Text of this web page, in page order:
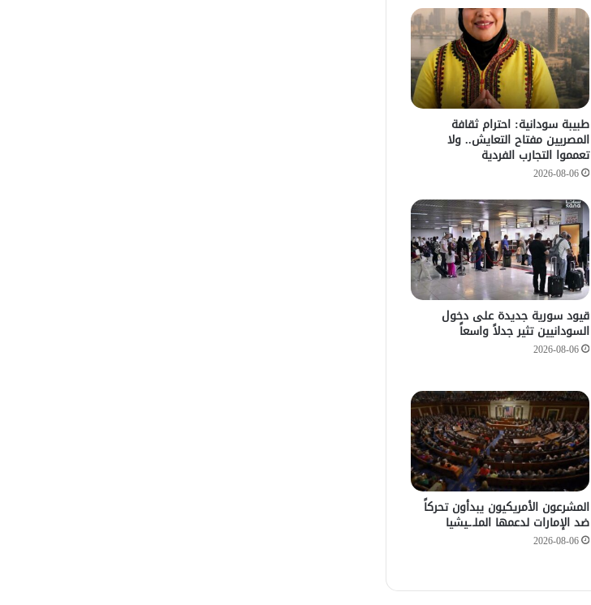
طبيبة سودانية: احترام ثقافة
المصريين مفتاح التعايش.. ولا
تعمموا التجارب الفردية
2026-08-06
قيود سورية جديدة على دخول
السودانيين تثير جدلاً واسعاً
2026-08-06
المشرعون الأمريكيون يبدأون تحركاً
ضد الإمارات لدعمها الملـ.ـيشيا
2026-08-06